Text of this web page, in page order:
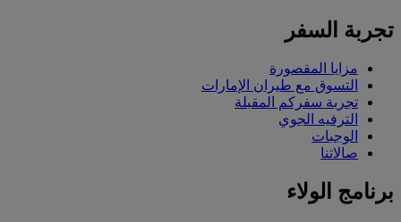
تجربة السفر
مزايا المقصورة
التسوق مع طيران الإمارات
تجربة سفركم المقبلة
الترفيه الجوي
الوجبات
صالاتنا
برنامج الولاء